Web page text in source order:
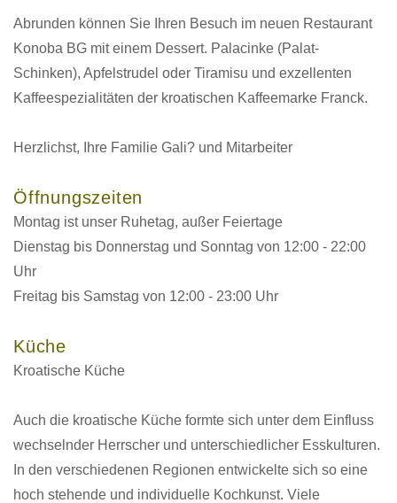
Abrunden können Sie Ihren Besuch im neuen Restaurant
Konoba BG mit einem Dessert. Palacinke (Palat-
Schinken), Apfelstrudel oder Tiramisu und exzellenten
Kaffeespezialitäten der kroatischen Kaffeemarke Franck.
Herzlichst, Ihre Familie Gali? und Mitarbeiter
Öffnungszeiten
Montag ist unser Ruhetag, außer Feiertage
Dienstag bis Donnerstag und Sonntag von 12:00 - 22:00
Uhr
Freitag bis Samstag von 12:00 - 23:00 Uhr
Küche
Kroatische Küche
Auch die kroatische Küche formte sich unter dem Einfluss
wechselnder Herrscher und unterschiedlicher Esskulturen.
In den verschiedenen Regionen entwickelte sich so eine
hoch stehende und individuelle Kochkunst. Viele